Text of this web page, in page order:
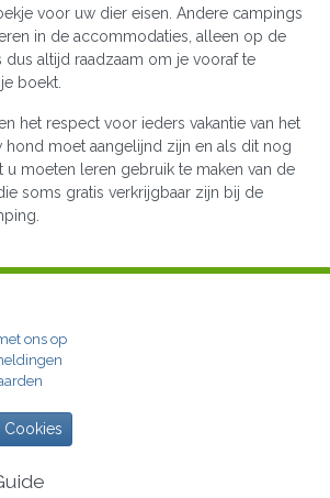
voor uw dier eisen. Andere campings
in de accommodaties, alleen op de
dus altijd raadzaam om je vooraf te
boekt.
het respect voor ieders vakantie van het
hond moet aangelijnd zijn en als dit nog
u moeten leren gebruik te maken van de
soms gratis verkrijgbaar zijn bij de
ons op
Cookies